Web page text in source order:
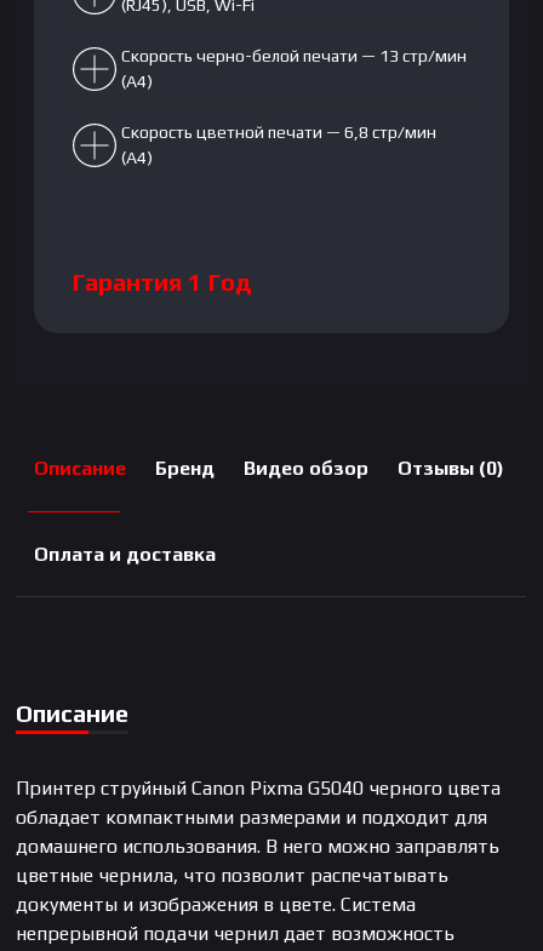
(RJ45), USB, Wi-Fi
Скорость черно-белой печати — 13 стр/мин
(А4)
Скорость цветной печати — 6,8 стр/мин
(А4)
Гарантия 1 Год
Описание Бренд Видео обзор Отзывы (0)
Оплата и доставка
Описание
Принтер струйный Canon Pixma G5040 черного цвета
обладает компактными размерами и подходит для
домашнего использования. В него можно заправлять
цветные чернила, что позволит распечатывать
документы и изображения в цвете. Система
непрерывной подачи чернил дает возможность